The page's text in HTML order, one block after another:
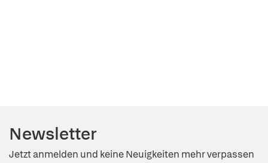
Newsletter
Jetzt anmelden und keine Neuigkeiten mehr verpassen